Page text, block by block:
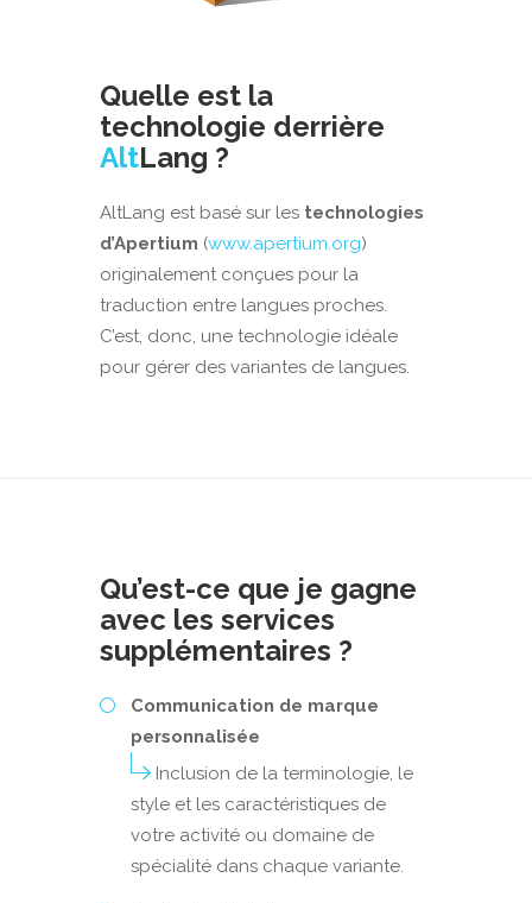
Quelle est la
technologie derrière
AltLang ?
AltLang est basé sur les technologies
d’Apertium (www.apertium.org)
originalement conçues pour la
traduction entre langues proches.
C’est, donc, une technologie idéale
pour gérer des variantes de langues.
Qu’est-ce que je gagne
avec les services
supplémentaires ?
Communication de marque
personnalisée
Inclusion de la terminologie, le
style et les caractéristiques de
votre activité ou domaine de
spécialité dans chaque variante.